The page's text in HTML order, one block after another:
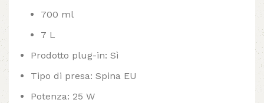
700 ml
7 L
Prodotto plug-in: Sì
Tipo di presa: Spina EU
Potenza: 25 W